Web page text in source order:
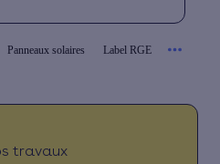
Panneaux solaires Label RGE
travaux